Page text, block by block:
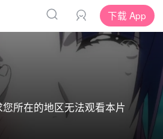
下载 App
所在的地区无法观看本片